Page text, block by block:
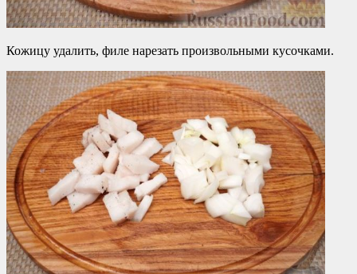
Кожицу удалить, филе нарезать произвольными кусочками.